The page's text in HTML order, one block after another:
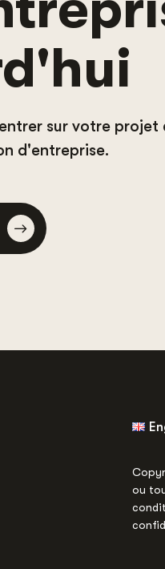
sur votre projet
d'entreprise.
ou